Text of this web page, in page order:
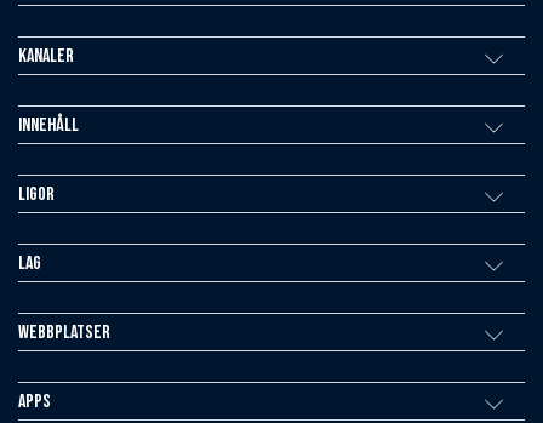
Kanaler
Innehåll
Ligor
Lag
Webbplatser
Apps